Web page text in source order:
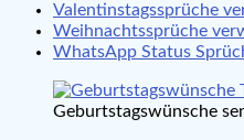
Valentinstagssprüche
Weihnachtssprüche
WhatsApp Status
Geburtstagswünsche